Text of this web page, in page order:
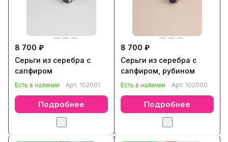
8 700 ₽
Серьги из серебра с
сапфиром
Есть в наличии Арт. 102001
Подробнее
8 700 ₽
Серьги из серебра с
сапфиром, рубином
Есть в наличии Арт. 102000
Подробнее